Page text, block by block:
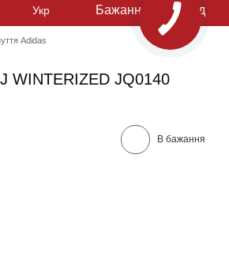
Укр Бажання Вхід
Adidas
J WINTERIZED JQ0140
В бажання